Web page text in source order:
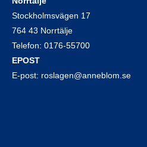
Stockholmsvägen 17
764 43 Norrtälje
Telefon: 0176-55700
EPOST
E-post: roslagen@anneblom.se